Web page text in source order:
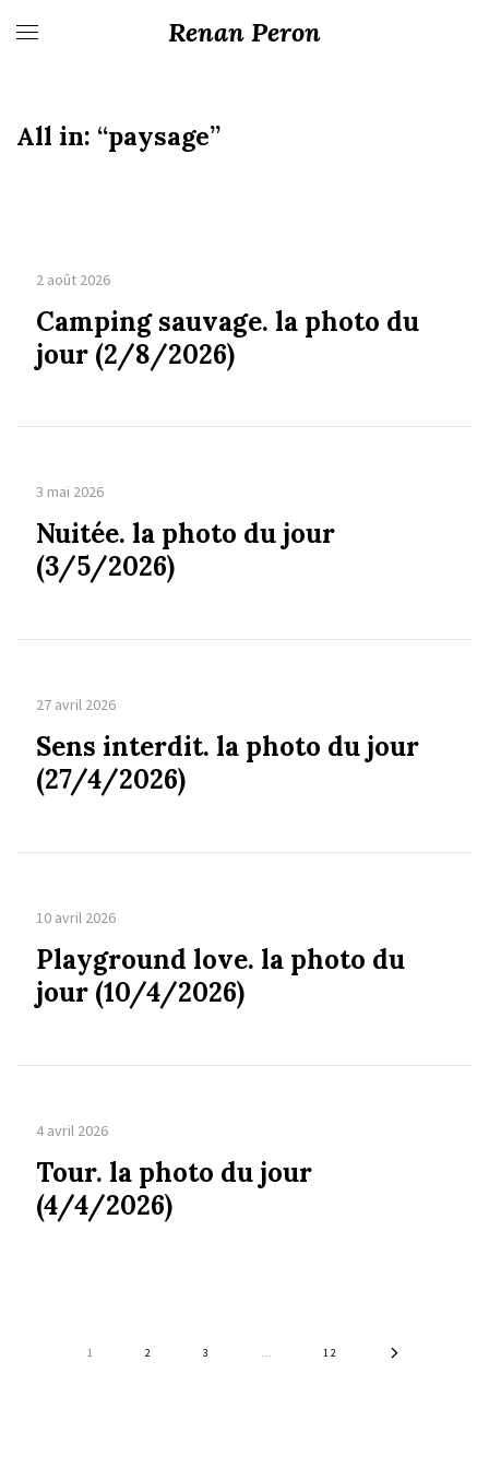
Renan Peron
All in: “paysage”
2 août 2026
Camping sauvage. la photo du
jour (2/8/2026)
3 mai 2026
Nuitée. la photo du jour
(3/5/2026)
27 avril 2026
Sens interdit. la photo du jour
(27/4/2026)
10 avril 2026
Playground love. la photo du
jour (10/4/2026)
4 avril 2026
Tour. la photo du jour
(4/4/2026)
1 2 3 … 12